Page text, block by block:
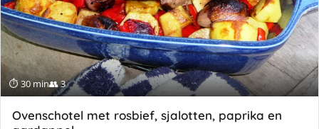
⏱ 30 min👥 3
Ovenschotel met rosbief, sjalotten, paprika en